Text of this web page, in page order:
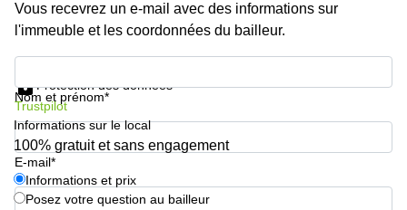
Vous recevrez un e-mail avec des informations sur
l'immeuble et les coordonnées du bailleur.
Nom et prénom*
E-mail*
Protection des données
Trustpilot
Informations sur le local
100% gratuit et sans engagement
Informations et prix
Posez votre question au bailleur